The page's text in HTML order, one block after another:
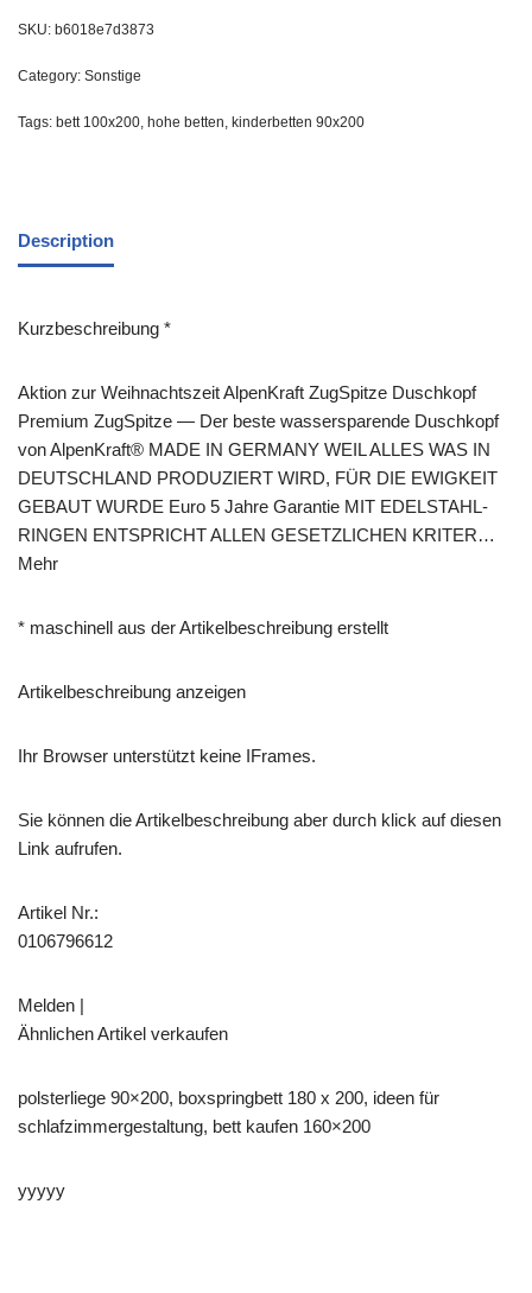
SKU: b6018e7d3873
Category: Sonstige
Tags: bett 100x200, hohe betten, kinderbetten 90x200
Description
Kurzbeschreibung *
Aktion zur Weihnachtszeit AlpenKraft ZugSpitze Duschkopf
Premium ZugSpitze — Der beste wassersparende Duschkopf
von AlpenKraft® MADE IN GERMANY WEIL ALLES WAS IN
DEUTSCHLAND PRODUZIERT WIRD, FÜR DIE EWIGKEIT
GEBAUT WURDE Euro 5 Jahre Garantie MIT EDELSTAHL-
RINGEN ENTSPRICHT ALLEN GESETZLICHEN KRITER…
Mehr
* maschinell aus der Artikelbeschreibung erstellt
Artikelbeschreibung anzeigen
Ihr Browser unterstützt keine IFrames.
Sie können die Artikelbeschreibung aber durch klick auf diesen
Link aufrufen.
Artikel Nr.:
0106796612
Melden |
Ähnlichen Artikel verkaufen
polsterliege 90×200, boxspringbett 180 x 200, ideen für
schlafzimmergestaltung, bett kaufen 160×200
yyyyy